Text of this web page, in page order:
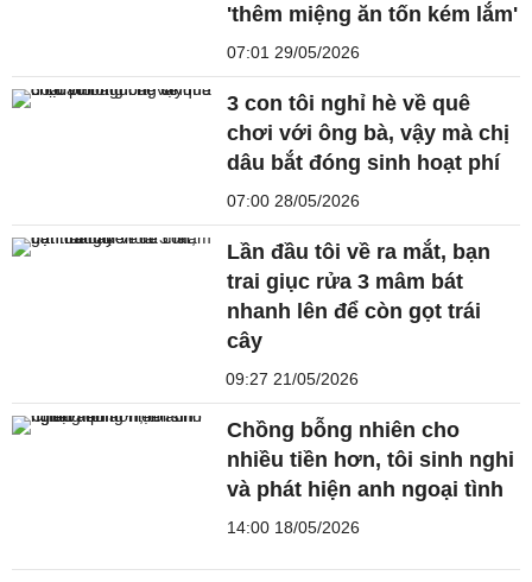
'thêm miệng ăn tốn kém lắm'
07:01 29/05/2026
3 con tôi nghỉ hè về quê
chơi với ông bà, vậy mà chị
dâu bắt đóng sinh hoạt phí
07:00 28/05/2026
Lần đầu tôi về ra mắt, bạn
trai giục rửa 3 mâm bát
nhanh lên để còn gọt trái
cây
09:27 21/05/2026
Chồng bỗng nhiên cho
nhiều tiền hơn, tôi sinh nghi
và phát hiện anh ngoại tình
14:00 18/05/2026